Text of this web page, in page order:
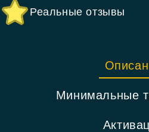
Реальные отзывы
Минимальные